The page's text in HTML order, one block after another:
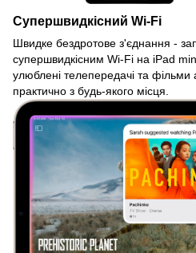
Супершвидкісний Wi-Fi
Швидке бездротове з'єднання -
супершвидкісним Wi-Fi на iPad
улюблені телепередачі та фільми
практично з будь-якого місця.